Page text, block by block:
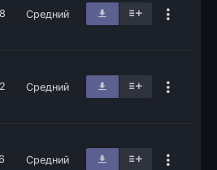
Средний
Средний
Средний